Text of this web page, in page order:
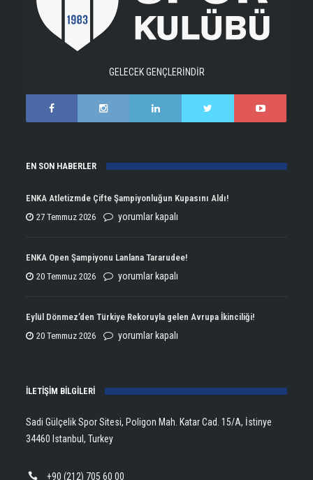
GELECEK GENÇLERİNDİR
EN SON HABERLER
ENKA Atletizmde Çifte Şampiyonluğun Kupasını Aldı!
27 Temmuz 2026
ENKA
Çifte
Şampiyonluğun
yorumlar kapalı
ENKA Open Şampiyonu Lanlana Tararudee!
20 Temmuz 2026
ENKA
Şampiyonu
Lanlana
yorumlar kapalı
Eylül Dönmez’den Türkiye Rekoruyla gelen Avrupa İkinciliği!
20 Temmuz 2026
Eylül
Rekoruyla
Avrupa
yorumlar kapalı
İLETİŞİM BİLGİLERİ
Sadi Gülçelik Spor Sitesi, Poligon Mah. Katar Cad. 15/A, İstinye
34460 Istanbul, Turkey
+90 (212) 705 60 00